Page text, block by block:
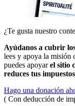
¿Te gusta nuestro
Ayúdanos a cubrir
lees y apoya la misión
puedes apoyarel sitio
reduces tus
Hago una donación
( Con deducción de